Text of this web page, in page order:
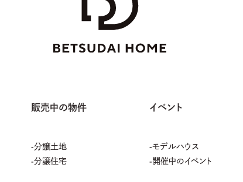
販売中の物件
分譲土地
分譲住宅
イベント
モデルハウス
開催中のイベント